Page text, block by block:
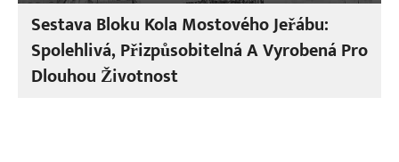
Sestava Bloku Kola Mostového Jeřábu:
Spolehlivá, Přizpůsobitelná A Vyrobená Pro
Dlouhou Životnost